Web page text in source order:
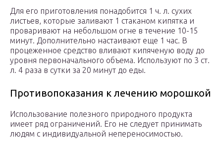
Для его приготовления понадобится 1 ч. л. сухих
листьев, которые заливают 1 стаканом кипятка и
проваривают на небольшом огне в течение 10-15
минут. Дополнительно настаивают еще 1 час. В
процеженное средство вливают кипяченую воду до
уровня первоначального объема. Используют по 3 ст.
л. 4 раза в сутки за 20 минут до еды.
Противопоказания к лечению морошкой
Использование полезного природного продукта
имеет ряд ограничений. Его не следует принимать
людям с индивидуальной непереносимостью.